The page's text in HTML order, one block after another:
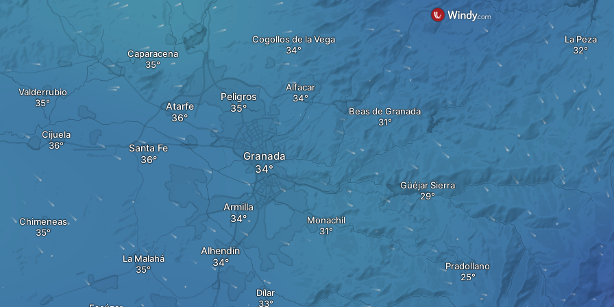
Güéjar Sierra
Pradollano
Beas de Granada
Alhendín
Monachil
Dílar
Armilla
Atarfe
Cogollos de la Vega
Granada
Alfacar
Peligros
La Peza
La Malahá
Chimeneas
Caparacena
Santa Fe
Valderrubio
Cijuela